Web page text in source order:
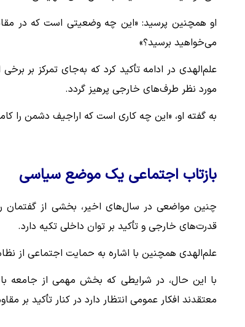
او همچنین پرسید: «این چه وضعیتی است که در
می‌خواهید برسید؟»
علم‌الهدی در ادامه تأکید کرد که به‌جای تمرکز بر
مورد نظر طرف‌های خارجی پرهیز گردد.
به گفته او، «این چه کاری است که اراجیف دشمن را
بازتاب اجتماعی یک موضع سیاسی
چنین مواضعی در سال‌های اخیر، بخشی از گفتمان
قدرت‌های خارجی و تأکید بر توان داخلی تکیه دارد.
علم‌الهدی همچنین با اشاره به حمایت اجتماعی از
با این حال، در شرایطی که بخش مهمی از جامعه
معتقدند افکار عمومی انتظار دارد در کنار تأکید